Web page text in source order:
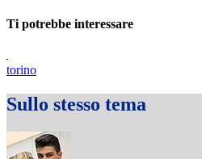
Ti potrebbe interessare
torino
Sullo stesso tema